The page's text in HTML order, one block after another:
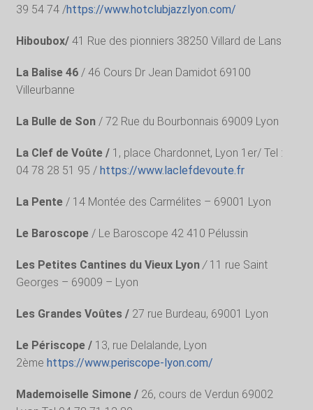
39 54 74 /https://www.hotclubjazzlyon.com/
Hiboubox/41 Rue des pionniers 38250 Villard de Lans
La Balise 46/ 46 Cours Dr Jean Damidot 69100
Villeurbanne
La Bulle de Son/ 72 Rue du Bourbonnais 69009 Lyon
La Clef de Voûte / 1, place Chardonnet, Lyon 1er/ Tel :
04 78 28 51 95 / https://www.laclefdevoute.fr
La Pente/ 14 Montée des Carmélites – 69001 Lyon
Le Baroscope/ Le Baroscope 42 410 Pélussin
Les Petites Cantines du Vieux Lyon/ 11 rue Saint
Georges – 69009 – Lyon
Les Grandes Voûtes /27 rue Burdeau, 69001 Lyon
Le Périscope / 13, rue Delalande, Lyon
2ème https://www.periscope-lyon.com/
Mademoiselle Simone / 26, cours de Verdun 69002